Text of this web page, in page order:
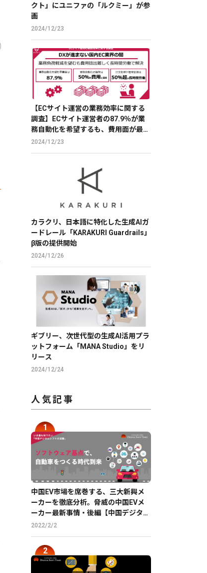
クト」にユニファの「ルクミー」が参
画
2024/12/23
【ECサイト運営の業務効率に関する
調査】ECサイト運営者の87.9％が業
務自動化を希望するも、費用面が最大
の障壁
2024/12/23
カラクリ、日本語に特化した生成AIガ
ードレール「KARAKURI Guardrails」
β版の提供開始
2024/12/26
ギブリー、次世代型の生成AI活用プラ
ットフォーム「MANA Studio」をリ
リース
2024/12/24
人気記事
中国EV市場を席巻する、三大新興メ
ーカーを徹底分析。脅威の中国EVメ
ーカー最新事情・後編【中国デジタル
企業最前線】
2022/2/2